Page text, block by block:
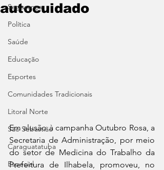
Segurança
Política
Saúde
Educação
Esportes
Comunidades Tradicionais
Litoral Norte
São Sebastião
Caraguatatuba
Especial
autocuidado
Em alusão à campanha Outubro Rosa, a
Secretaria de Administração, por meio
do setor de Medicina do Trabalho da
Prefeitura de Ilhabela, promoveu, no